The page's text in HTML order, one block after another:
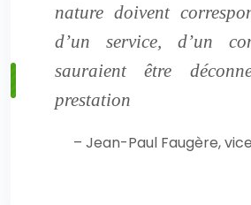
nature doivent
d’un service, d’un
sauraient être
prestation
– Jean-Paul Faugère,